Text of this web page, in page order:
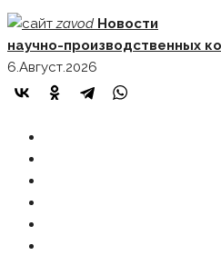
Skip
to
content
zavod Новости
научно-производственных
6.Август.2026